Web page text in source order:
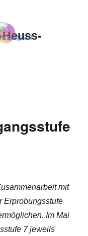
Heuss-
mit
Erprobungsstufe
Im Mai
7 jeweils